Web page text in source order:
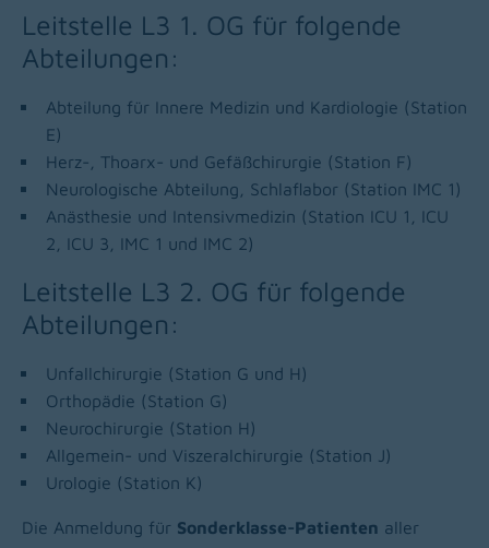
Leitstelle L3 1. OG für folgende
Abteilungen:
Abteilung für Innere Medizin und Kardiologie (Station
E)
Herz-, Thoarx- und Gefäßchirurgie (Station F)
Neurologische Abteilung, Schlaflabor (Station IMC 1)
Anästhesie und Intensivmedizin (Station ICU 1, ICU
2, ICU 3, IMC 1 und IMC 2)
Leitstelle L3 2. OG für folgende
Abteilungen:
Unfallchirurgie (Station G und H)
Orthopädie (Station G)
Neurochirurgie (Station H)
Allgemein- und Viszeralchirurgie (Station J)
Urologie (Station K)
Die Anmeldung für Sonderklasse-Patienten aller